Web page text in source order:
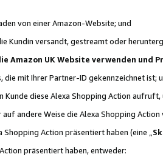
von einer Amazon-Website; und
Kundin versandt, gestreamt oder
UK Website verwenden und
mit Ihrer Partner-ID gekennzeichnet ist;
diese Alexa Shopping Action aufruft,
andere Weise die Alexa Shopping Action
Action präsentiert haben (eine „
präsentiert haben, entweder: